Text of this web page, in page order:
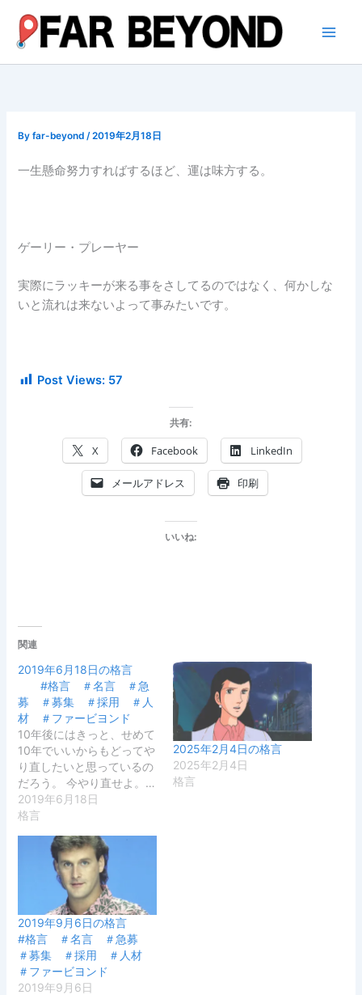
ス
Byfar-beyond/2019年2月18日
一生懸命努力すればするほど、運は味方する。
ゲーリー・プレーヤー
実際にラッキーが来る事をさしてるのではなく、何かしな
いと流れは来ないよって事みたいです。
Post Views: 57
共有:
X Facebook LinkedIn
メールアドレス 印刷
いいね:
関連
2019年6月18日の格言
#格言 ＃名言 ＃急
募 ＃募集 ＃採用 ＃人
材 ＃ファービヨンド
10年後にはきっと、せめて
10年でいいからもどってや
り直したいと思っているの
だろう。 今やり直せよ。…
2019年6月18日
格言
2025年2月4日の格言
2025年2月4日
格言
2019年9月6日の格言
#格言 ＃名言 ＃急募
＃募集 ＃採用 ＃人材
＃ファービヨンド
2019年9月6日